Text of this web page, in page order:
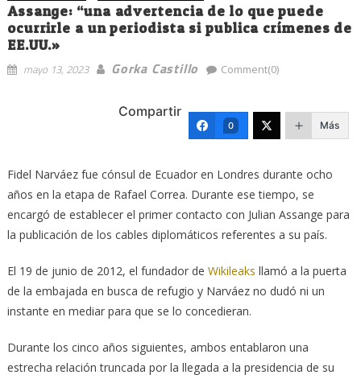
Assange: “una advertencia de lo que puede
ocurrirle a un periodista si publica crímenes de
EE.UU.»
mayo 13, 2023 Gorka Castillo Comment(0)
Compartir
0 Más
Fidel Narváez fue cónsul de Ecuador en Londres durante ocho
años en la etapa de Rafael Correa. Durante ese tiempo, se
encargó de establecer el primer contacto con Julian Assange para
la publicación de los cables diplomáticos referentes a su país.
El 19 de junio de 2012, el fundador de Wikileaks llamó a la puerta
de la embajada en busca de refugio y Narváez no dudó ni un
instante en mediar para que se lo concedieran.
Durante los cinco años siguientes, ambos entablaron una
estrecha relación truncada por la llegada a la presidencia de su